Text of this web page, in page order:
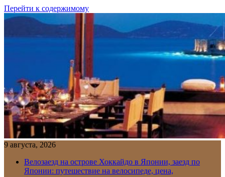
Перейти к содержимому
9 августа, 2026
Велозаезд на острове Хоккайдо в Японии, заезд по
Японии: путешествие на велосипеде, цена,